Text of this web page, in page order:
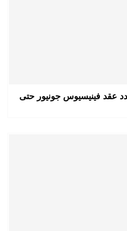
عقد فينيسيوس جونيور حتى